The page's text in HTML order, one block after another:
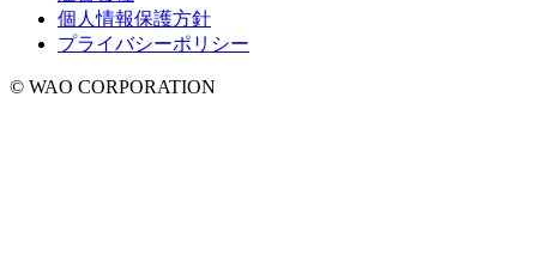
個人情報保護方針
プライバシーポリシー
© WAO CORPORATION